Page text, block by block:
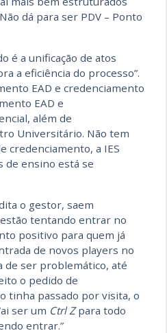
dá para ser PDV – Ponto
é a unificação de atos
a eficiência do processo”.
EAD e credenciamento
EAD e
além de
Universitário. Não tem
credenciamento, a IES
de ensino está se
o gestor, saem
tentando entrar no
positivo para quem já
de novos players no
de ser problemático, até
o pedido de
tinha passado por visita, o
ser um Ctrl Zpara todo
entrar.”